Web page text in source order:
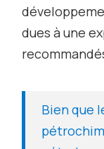
dues à une
Bien que